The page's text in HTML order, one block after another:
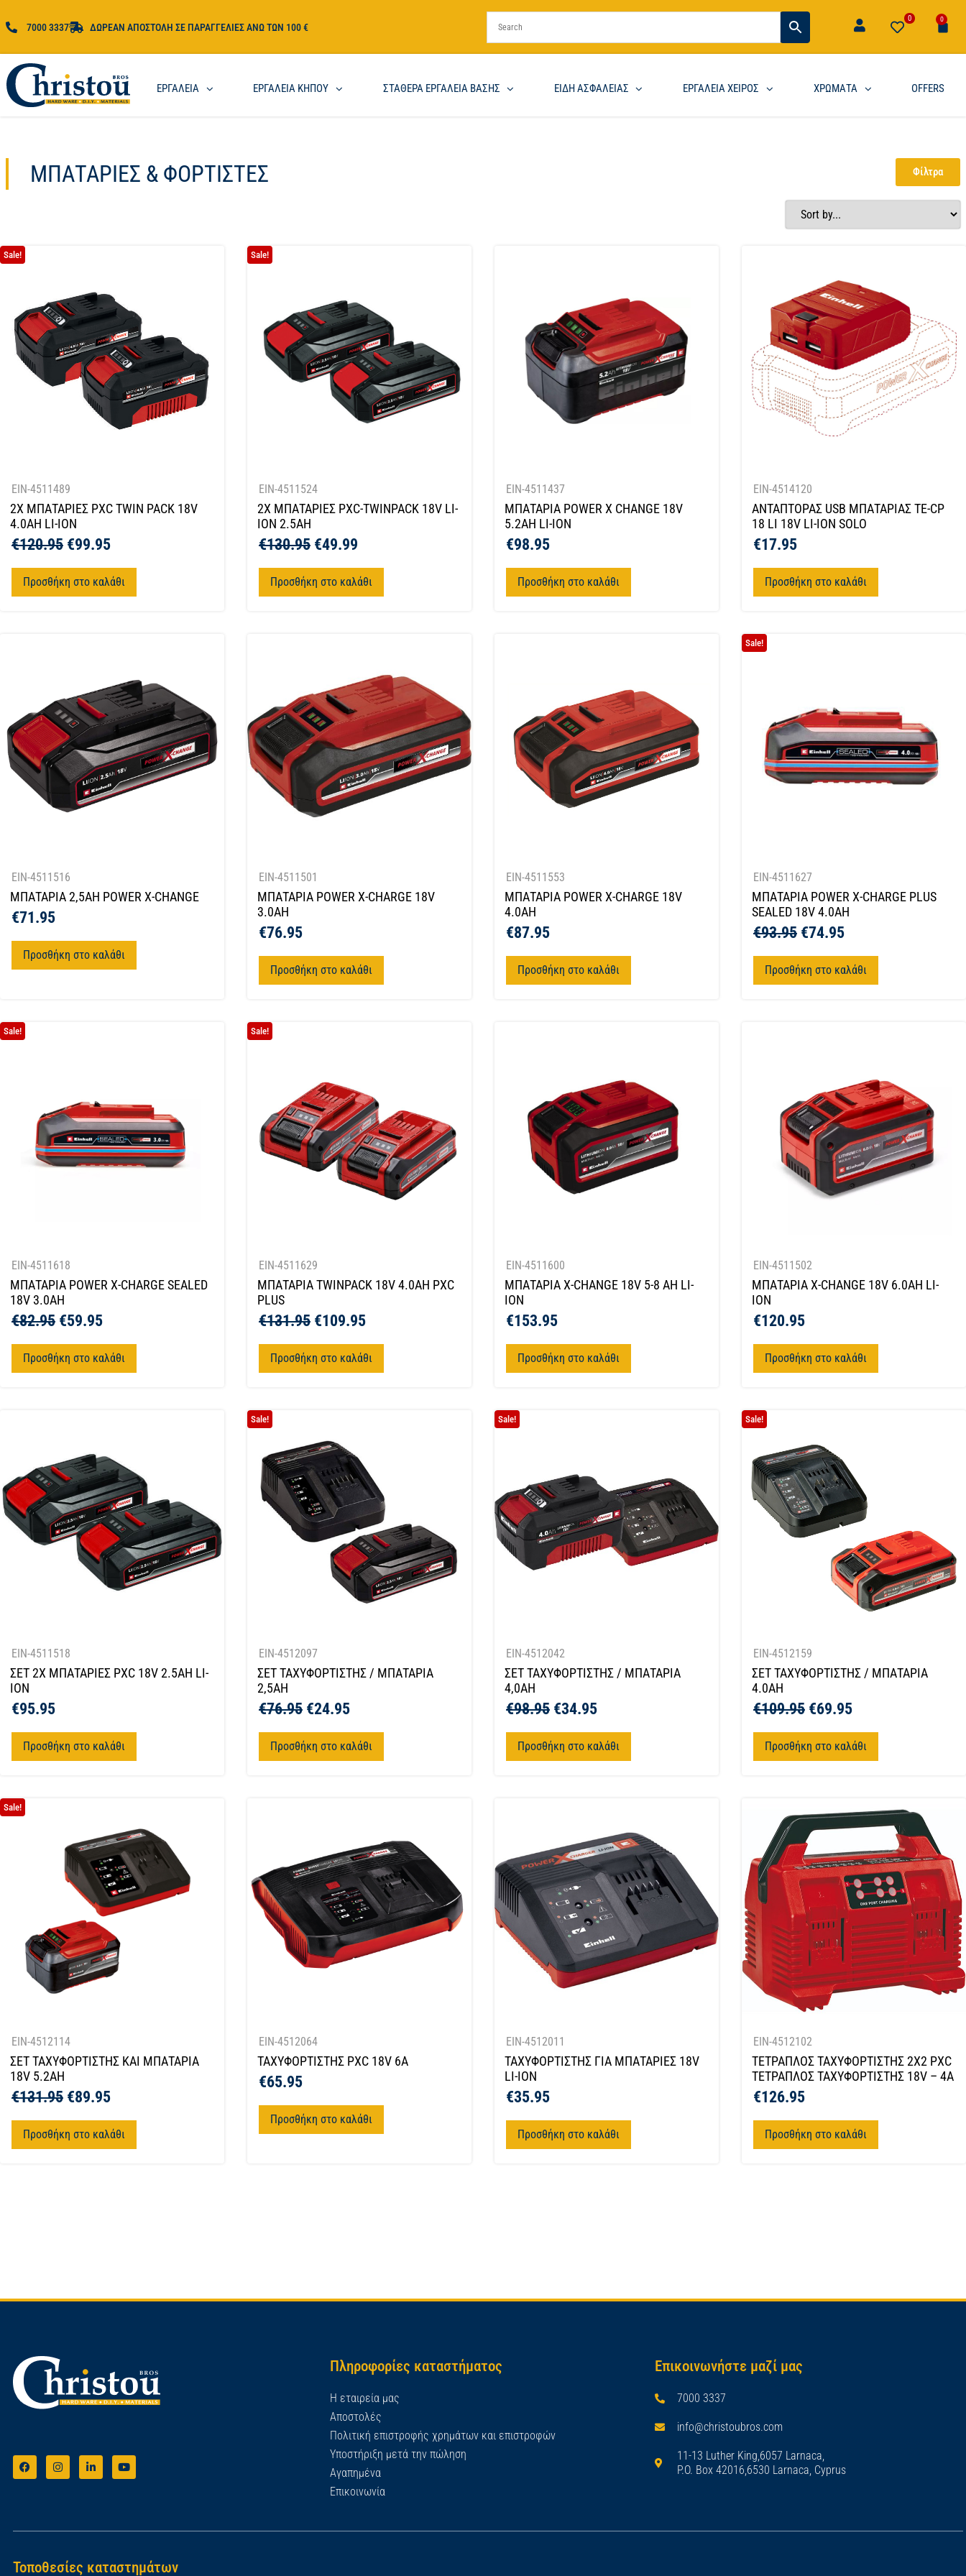
7000 3337 ΔΩΡΕΑΝ ΑΠΟΣΤΟΛΗ ΣΕ ΠΑΡΑΓΓΕΛΙΕΣ ΑΝΩ ΤΩΝ 100 €
0 0
ΕΡΓΑΛΕΙΑ ΕΡΓΑΛΕΙΑ ΚΗΠΟΥ ΣΤΑΘΕΡΑ ΕΡΓΑΛΕΙΑ ΒΑΣΗΣ ΕΙΔΗ ΑΣΦΑΛΕΙΑΣ ΕΡΓΑΛΕΙΑ ΧΕΙΡΟΣ ΧΡΩΜΑΤΑ OFFERS
ΜΠΑΤΑΡΊΕΣ & ΦΟΡΤΙΣΤΈΣ Φίλτρα
Sale!
EIN-4511489
2X ΜΠΑΤΑΡΙΕΣ PXC TWIN PACK 18V
4.0AH LI-ION
€120.95 €99.95
Προσθήκη στο καλάθι
Sale!
EIN-4511524
2Χ ΜΠΑΤΑΡΙΕΣ PXC-TWINPACK 18V LI-
ION 2.5AH
€130.95 €49.99
Προσθήκη στο καλάθι
EIN-4511437
MΠΑΤΑΡΙΑ POWER X CHANGE 18V
5.2AH LI-ION
€98.95
Προσθήκη στο καλάθι
EIN-4514120
ΑΝΤΑΠΤΟΡΑΣ USB ΜΠΑΤΑΡΙΑΣ TE-CP
18 LI 18V LI-ION SOLO
€17.95
Προσθήκη στο καλάθι
EIN-4511516
ΜΠΑΤΑΡΙΑ 2,5ΑΗ POWER X-CHANGE
€71.95
Προσθήκη στο καλάθι
EIN-4511501
ΜΠΑΤΑΡΙΑ POWER X-CHARGE 18V
3.0AH
€76.95
Προσθήκη στο καλάθι
EIN-4511553
ΜΠΑΤΑΡΙΑ POWER X-CHARGE 18V
4.0AH
€87.95
Προσθήκη στο καλάθι
Sale!
EIN-4511627
ΜΠΑΤΑΡΙΑ POWER X-CHARGE PLUS
SEALED 18V 4.0AH
€93.95 €74.95
Προσθήκη στο καλάθι
Sale!
EIN-4511618
ΜΠΑΤΑΡΙΑ POWER X-CHARGE SEALED
18V 3.0AH
€82.95 €59.95
Προσθήκη στο καλάθι
Sale!
EIN-4511629
ΜΠΑΤΑΡΙΑ TWINPACK 18V 4.0AH PXC
PLUS
€131.95 €109.95
Προσθήκη στο καλάθι
EIN-4511600
ΜΠΑΤΑΡΙΑ X-CHANGE 18V 5-8 AH LI-
ION
€153.95
Προσθήκη στο καλάθι
EIN-4511502
ΜΠΑΤΑΡΙΑ X-CHANGE 18V 6.0AH LI-
ION
€120.95
Προσθήκη στο καλάθι
EIN-4511518
ΣΕΤ 2Χ ΜΠΑΤΑΡΙΕΣ PXC 18V 2.5AH LI-
ION
€95.95
Προσθήκη στο καλάθι
Sale!
EIN-4512097
ΣΕΤ ΤΑΧΥΦΟΡΤΙΣΤΗΣ / ΜΠΑΤΑΡΙΑ
2,5ΑΗ
€76.95 €24.95
Προσθήκη στο καλάθι
Sale!
EIN-4512042
ΣΕΤ ΤΑΧΥΦΟΡΤΙΣΤΗΣ / ΜΠΑΤΑΡΙΑ
4,0AH
€98.95 €34.95
Προσθήκη στο καλάθι
Sale!
EIN-4512159
ΣΕΤ ΤΑΧΥΦΟΡΤΙΣΤΗΣ / ΜΠΑΤΑΡΙΑ
4.0AH
€109.95 €69.95
Προσθήκη στο καλάθι
Sale!
EIN-4512114
ΣΕΤ ΤΑΧΥΦΟΡΤΙΣΤΗΣ ΚΑΙ ΜΠΑΤΑΡΙΑ
18V 5.2AH
€131.95 €89.95
Προσθήκη στο καλάθι
EIN-4512064
ΤΑΧΥΦΟΡΤΙΣΤΗΣ PXC 18V 6A
€65.95
Προσθήκη στο καλάθι
EIN-4512011
ΤΑΧΥΦΟΡΤΙΣΤΗΣ ΓΙΑ ΜΠΑΤΑΡΙΕΣ 18V
LI-ION
€35.95
Προσθήκη στο καλάθι
EIN-4512102
ΤΕΤΡΑΠΛΟΣ ΤΑΧΥΦΟΡΤΙΣΤΗΣ 2X2 PXC
ΤΕΤΡΑΠΛΟΣ ΤΑΧΥΦΟΡΤΙΣΤΗΣ 18V – 4A
€126.95
Προσθήκη στο καλάθι
Πληροφορίες καταστήματος
Η εταιρεία μας
Αποστολές
Πολιτική επιστροφής χρημάτων και επιστροφών
Υποστήριξη μετά την πώληση
Αγαπημένα
Επικοινωνία
Επικοινωνήστε μαζί μας
7000 3337
info@christoubros.com
11-13 Luther King,6057 Larnaca,
P.O. Box 42016,6530 Larnaca, Cyprus
Τοποθεσίες καταστημάτων